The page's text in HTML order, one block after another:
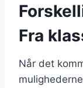
Fra
Når det